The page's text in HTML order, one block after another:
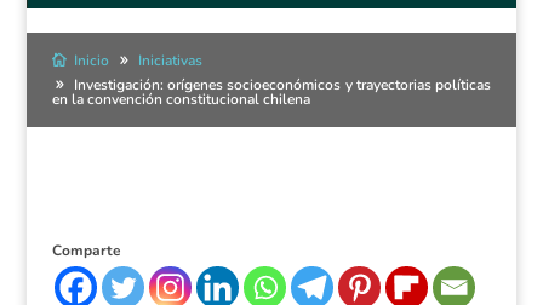
Inicio
Iniciativas
Investigación: orígenes socioeconómicos y trayectorias políticas
en la convención constitucional chilena
Comparte